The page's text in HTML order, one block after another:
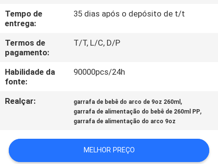
FALE
CONOSCO
NOTÍCIAS
OS
SHOPPING
Tempo de
entrega:
35 dias após o depósito de t/t
Termos de
pagamento:
T/T, L/C, D/P
Habilidade da
fonte:
90000pcs/24h
Realçar: garrafa de bebê do arco de 9oz 260ml ,
garrafa de alimentação do bebê de 260ml PP,
garrafa de alimentação do arco 9oz
MELHOR PREÇO